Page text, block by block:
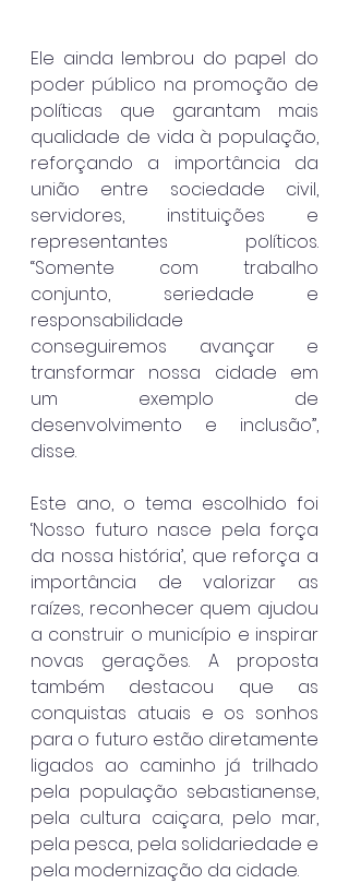
Ele ainda lembrou do papel do
poder público na promoção de
políticas que garantam mais
qualidade de vida à população,
reforçando a importância da
união entre sociedade civil,
servidores, instituições e
representantes políticos.
“Somente com trabalho
conjunto, seriedade e
responsabilidade
conseguiremos avançar e
transformar nossa cidade em
um exemplo de
desenvolvimento e inclusão”,
disse.
Este ano, o tema escolhido foi
‘Nosso futuro nasce pela força
da nossa história’, que reforça a
importância de valorizar as
raízes, reconhecer quem ajudou
a construir o município e inspirar
novas gerações. A proposta
também destacou que as
conquistas atuais e os sonhos
para o futuro estão diretamente
ligados ao caminho já trilhado
pela população sebastianense,
pela cultura caiçara, pelo mar,
pela pesca, pela solidariedade e
pela modernização da cidade.